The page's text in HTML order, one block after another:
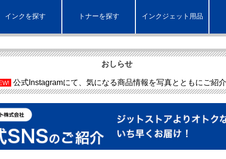
インクを探す トナーを探す インクジェット用品
おしらせ
公式Instagramにて、気になる商品情報を写真とともにご紹